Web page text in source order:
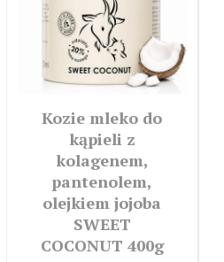
Kozie mleko do
kąpieli z
kolagenem,
pantenolem,
olejkiem jojoba
SWEET
COCONUT 400g